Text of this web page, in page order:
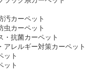
汚カーペット
虫カーペット
・抗菌カーペット
アレルギー対策カーペット
ット
ット